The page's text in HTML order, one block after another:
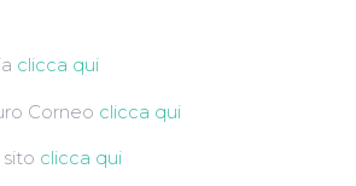
clicca qui
Corneo clicca qui
clicca qui